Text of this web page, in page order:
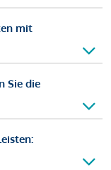
mit
Sie die